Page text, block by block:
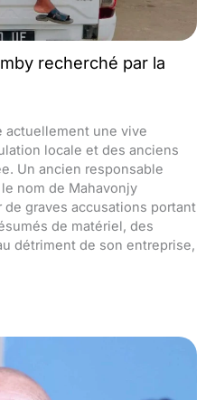
recherché par la
actuellement une vive
locale et des anciens
Un ancien responsable
nom de Mahavonjy
de graves accusations portant
de matériel, des
détriment de son entreprise,